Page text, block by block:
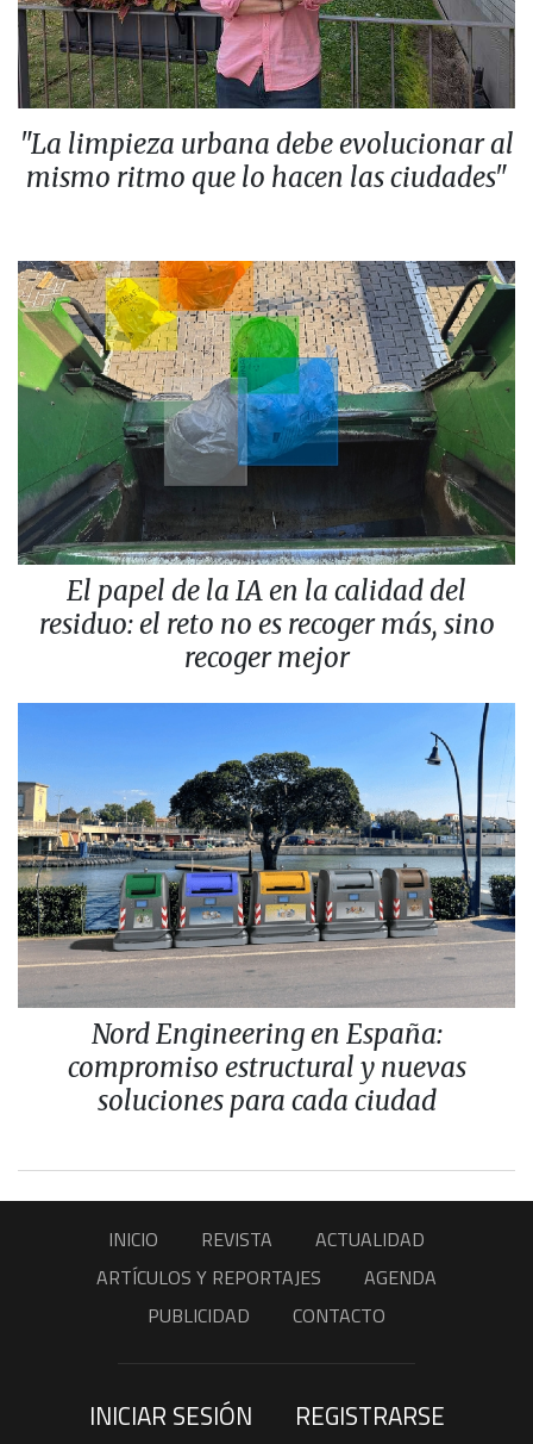
"La limpieza urbana debe evolucionar al
mismo ritmo que lo hacen las ciudades"
El papel de la IA en la calidad del
residuo: el reto no es recoger más, sino
recoger mejor
Nord Engineering en España:
compromiso estructural y nuevas
soluciones para cada ciudad
INICIO REVISTA
ACTUALIDAD
ARTÍCULOS Y REPORTAJES
AGENDA
PUBLICIDAD
CONTACTO
INICIAR SESIÓN
REGISTRARSE